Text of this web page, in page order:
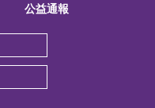
公益通報